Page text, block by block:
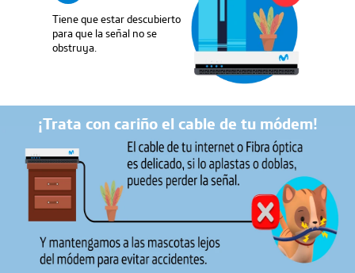
Tiene que estar descubierto
para que la señal no se
obstruya.
¡Trata con cariño el cable de tu módem!